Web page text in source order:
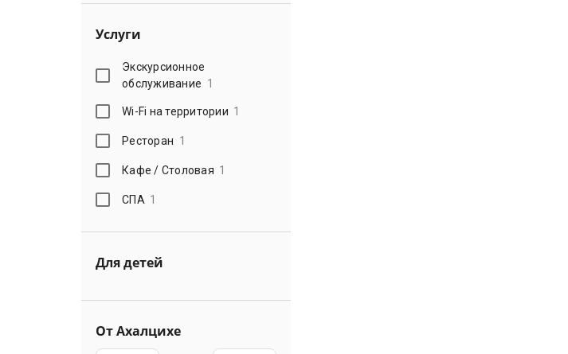
Услуги
Экскурсионное
обслуживание 1
Wi-Fi на территории 1
Ресторан 1
Кафе / Столовая 1
СПА 1
Для детей
От Ахалцихе